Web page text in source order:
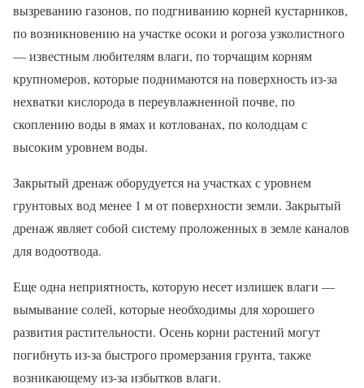
вызреванию газонов, по подгниванию корней кустарников,
по возникновению на участке осоки и рогоза узколистного
— известным любителям влаги, по торчащим корням
крупномеров, которые поднимаются на поверхность из-за
нехватки кислорода в переувлажненной почве, по
скоплению воды в ямах и котлованах, по колодцам с
высоким уровнем воды.
Закрытый дренаж оборудуется на участках с уровнем
грунтовых вод менее 1 м от поверхности земли. Закрытый
дренаж являет собой систему проложенных в земле каналов
для водоотвода.
Еще одна неприятность, которую несет излишек влаги —
вымывание солей, которые необходимы для хорошего
развития растительности. Осень корни растений могут
погибнуть из-за быстрого промерзания грунта, также
возникающему из-за избытков влаги.